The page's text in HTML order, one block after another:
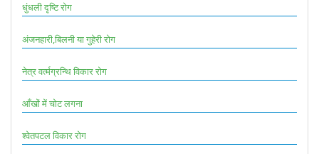
धुंधली दृष्टि रोग
अंजनहारी,बिलनी या गुहेरी रोग
नेत्र वर्त्मग्रन्थि विकार रोग
आँखों में चोट लगना
श्वेतपटल विकार रोग